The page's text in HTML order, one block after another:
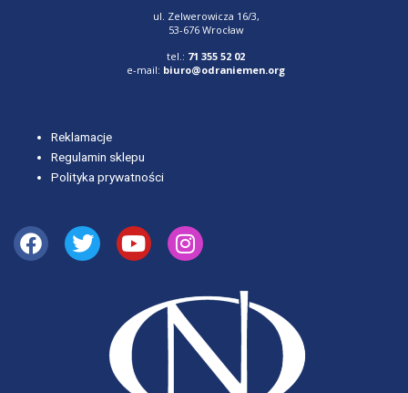
ul. Zelwerowicza 16/3,
53-676 Wrocław
tel.: 71 355 52 02
e-mail: biuro@odraniemen.org
Reklamacje
Regulamin sklepu
Polityka prywatności
Facebook
TwitterYoutubeInstagram